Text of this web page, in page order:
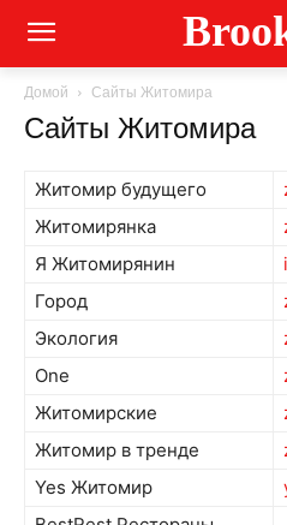
Домой Сайты Житомира
Сайты Житомира
Житомир будущего
Житомирянка
Я Житомирянин
Город
Экология
One
Житомирские
Житомир в тренде
Yes Житомир